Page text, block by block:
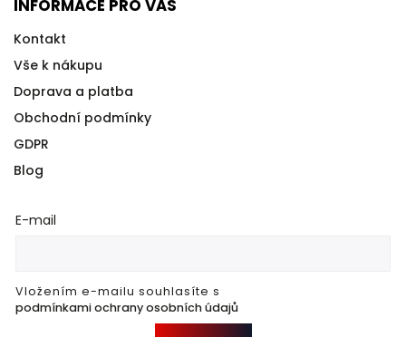
INFORMACE PRO VÁS
Kontakt
Vše k nákupu
Doprava a platba
Obchodní podmínky
GDPR
Blog
E-mail
Vložením e-mailu souhlasíte s
podmínkami ochrany osobních údajů